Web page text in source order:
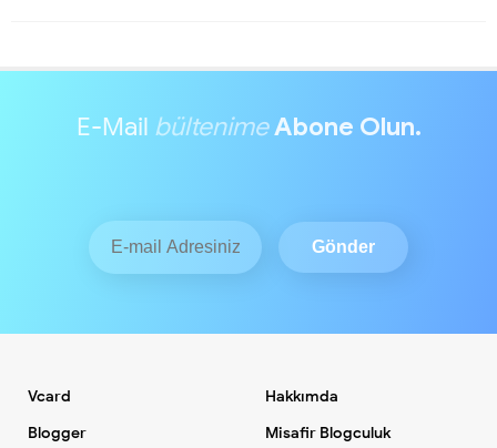
E-Mail bültenimeAbone Olun.
Vcard
Hakkımda
Blogger
Misafir Blogculuk